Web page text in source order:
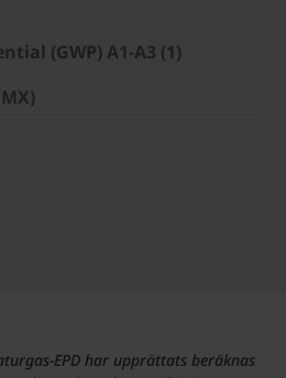
(GWP) A1-A3 (1)
EPD har upprättats beräknas